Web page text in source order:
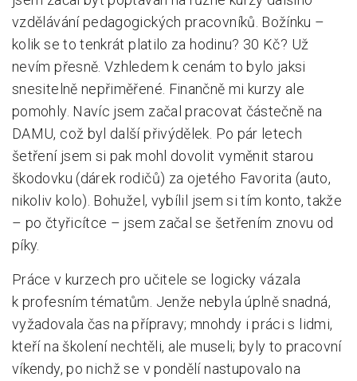
vzdělávání pedagogických pracovníků. Božínku –
kolik se to tenkrát platilo za hodinu? 30 Kč? Už
nevím přesně. Vzhledem k cenám to bylo jaksi
snesitelně nepřiměřené. Finančně mi kurzy ale
pomohly. Navíc jsem začal pracovat částečně na
DAMU, což byl další přivýdělek. Po pár letech
šetření jsem si pak mohl dovolit vyměnit starou
škodovku (dárek rodičů) za ojetého Favorita (auto,
nikoliv kolo). Bohužel, vybílil jsem si tím konto, takže
– po čtyřicítce – jsem začal se šetřením znovu od
píky.
Práce v kurzech pro učitele se logicky vázala
k profesním tématům. Jenže nebyla úplně snadná,
vyžadovala čas na přípravy; mnohdy i práci s lidmi,
kteří na školení nechtěli, ale museli; byly to pracovní
víkendy, po nichž se v pondělí nastupovalo na